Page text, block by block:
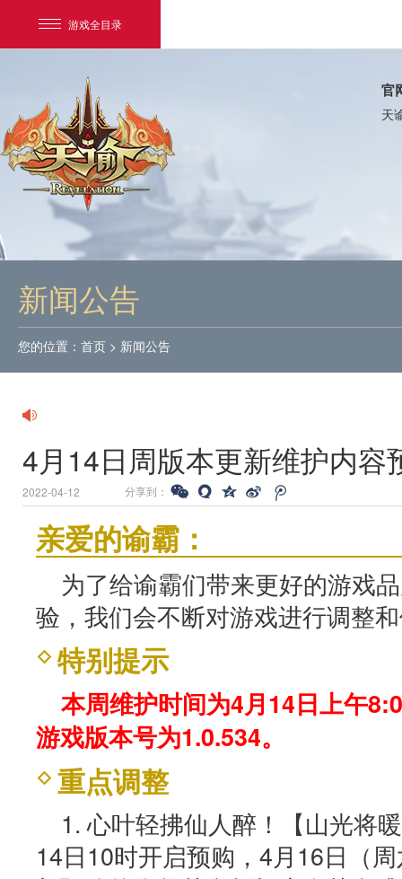
游戏全目录
网易游戏
我的足迹：
官
天
新闻公告
您的位置： 首页 > 新闻公告
4月14日周版本更新维护内容
2022-04-12 分享到：
亲爱的谕霸：
为了给谕霸们带来更好的游戏
验，我们会不断对游戏进行调整
特别提示
本周维护时间为4月14日上午
游戏版本号为1.0.534。
重点调整
1. 心叶轻拂仙人醉！【山光将
14日10时开启预购，4月16日（